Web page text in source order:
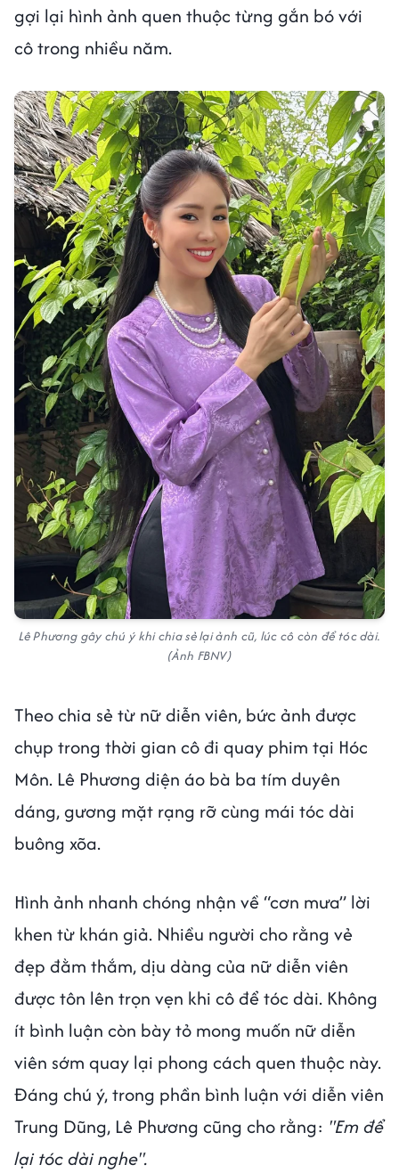
gợi lại hình ảnh quen thuộc từng gắn bó với
cô trong nhiều năm.
Lê Phương gây chú ý khi chia sẻ lại ảnh cũ, lúc cô còn để tóc dài.
(Ảnh FBNV)
Theo chia sẻ từ nữ diễn viên, bức ảnh được
chụp trong thời gian cô đi quay phim tại Hóc
Môn. Lê Phương diện áo bà ba tím duyên
dáng, gương mặt rạng rỡ cùng mái tóc dài
buông xõa.
Hình ảnh nhanh chóng nhận về “cơn mưa” lời
khen từ khán giả. Nhiều người cho rằng vẻ
đẹp đằm thắm, dịu dàng của nữ diễn viên
được tôn lên trọn vẹn khi cô để tóc dài. Không
ít bình luận còn bày tỏ mong muốn nữ diễn
viên sớm quay lại phong cách quen thuộc này.
Đáng chú ý, trong phần bình luận với diễn viên
Trung Dũng, Lê Phương cũng cho rằng: "Em để
lại tóc dài nghe".